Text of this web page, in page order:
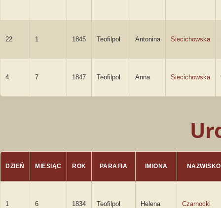
22 1 1845 Teofilpol Antonina Siecichowska
4 7 1847 Teofilpol Anna Siecichowska
DZIEŃ MIESIĄC ROK PARAFIA IMIONA NAZWISKO
1 6 1834 Teofilpol Helena Czarnocki